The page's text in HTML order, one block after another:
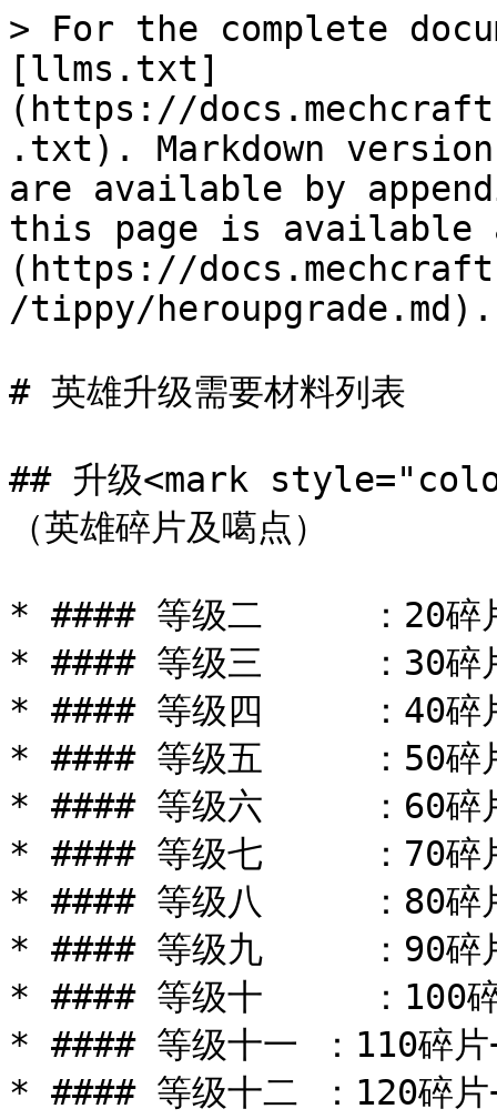
> For the complete
[llms.txt]
(https://
.txt). Markdown
are available by
this page is available
(https://
/tippy/heroupgrade.md).
# 英雄升级需要材料列表
## 升级<mark
（英雄碎片及噶点）
* #### 等级二     ：20碎
* #### 等级三     ：30碎
* #### 等级四     ：40碎
* #### 等级五     ：50碎
* #### 等级六     ：60碎
* #### 等级七     ：70碎
* #### 等级八     ：80碎
* #### 等级九     ：90碎
* #### 等级十     ：100碎
* #### 等级十一 ：110碎片
* #### 等级十二 ：120碎片